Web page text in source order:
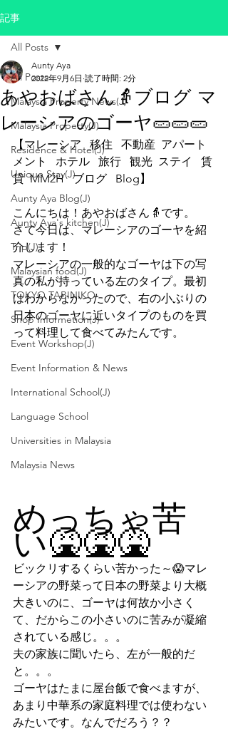
記事
All Posts
Malaysia Property News(J)
Malaysia Property(J)
Residence & Hotel(J)
Unique Stay(J)
Aunty Aya Blog(J)
Aunty Aya's kitchen(J)
Trip(J)
Malaysian food(J)
TOKYO TABINIKO
Shop Informetion(J)
Event Workshop(J)
Event Information & News
International School(J)
Language School
Universities in Malaysia
Malaysia News
All Posts
あやおばさん👵ブログ マ
レーシアのゴーヤ🥒🥒🥒
Aunty Aya
2022年9月6日 読了時間: 2分
【マレーシア   移住   不動産  アパート
メント   ホテル   旅行   観光  ステイ   賃
貸  MM2H   ブログ   Blog】
こんにちは！あやおばさん👵です。
さて今日は、マレーシアのゴーヤを紹
介します！
マレーシアの一般的なゴーヤは下の写
真の私が持っている左のタイプ。最初
はわからなかったので、右の小ぶりの
日本のゴーヤに近いタイプのものを買
って料理して食べてみたんです。
めっちゃ苦
い🤮🤮🤮
ビックリするくらい苦かった～😱マレ
ーシアの野菜って日本の野菜より大概
大きいのに、ゴーヤは何故か小さく
て、だからこの小さいのに苦みが凝縮
されている感じ。。。
夫の家族に聞いたら、左が一般的だ
と。。。
ゴーヤはたまに屋台飯で食べますが、
あまり中華系の家庭料理では使わない
みたいです。なんでだろう？？